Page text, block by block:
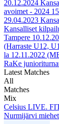
20.12.2024
avoimet - 2024
29.04.2023
Kansalliset
Tampere
(Harraste U12,
la 12.11.2022
RaKe
Latest Matches
All
Matches
Mix
Celsius LIVE.
Nurmijärvi